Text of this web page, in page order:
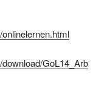
GoL14_Arb